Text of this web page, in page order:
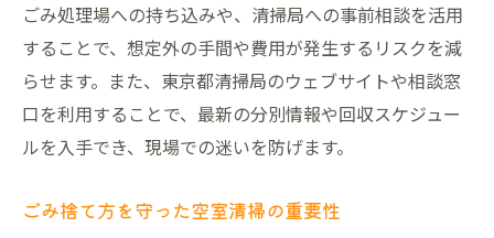
ごみ処理場への持ち込みや、清掃局への事前相談を活用
することで、想定外の手間や費用が発生するリスクを減
らせます。また、東京都清掃局のウェブサイトや相談窓
口を利用することで、最新の分別情報や回収スケジュー
ルを入手でき、現場での迷いを防げます。
ごみ捨て方を守った空室清掃の重要性